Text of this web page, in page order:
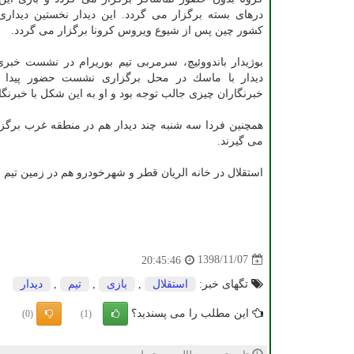
درهای بسته برگزار می گردد. این دیدار نخستین
كشور چین پس از شیوع ویروس كرونا برگزار می گردد.
بوژیدار باندووئیچ، سرمربی تیم بوریرام در نشست
دیدار با ماسك در محل برگزاری نشست حضور پیدا
خبرنگاران چیزی جالب توجه بود و او به این شكل با
همچنین فردا سه شنبه چند دیدار هم در منطقه غرب
می گیرند.
استقلال در خانه الریان قطر و شهرخودرو هم در زمین
1398/11/07
20:45:46
تگهای خبر:
استقلال بازی تیم دیدار
این مطلب را می پسندید؟ (1)
(0)